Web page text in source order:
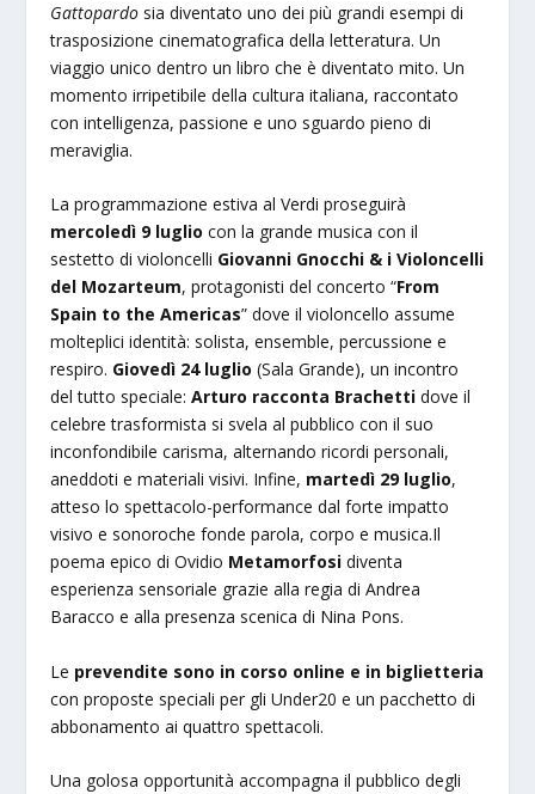
Gattopardo sia diventato uno dei più grandi esempi di
trasposizione cinematografica della letteratura. Un
viaggio unico dentro un libro che è diventato mito. Un
momento irripetibile della cultura italiana, raccontato
con intelligenza, passione e uno sguardo pieno di
meraviglia.
La programmazione estiva al Verdi proseguirà
mercoledì 9 luglio con la grande musica con il
sestetto di violoncelli Giovanni Gnocchi & i Violoncelli
del Mozarteum, protagonisti del concerto “From
Spain to the Americas” dove il violoncello assume
molteplici identità: solista, ensemble, percussione e
respiro. Giovedì 24 luglio (Sala Grande), un incontro
del tutto speciale:Arturo racconta Brachettidove il
celebre trasformista si svela al pubblico con il suo
inconfondibile carisma, alternando ricordi personali,
aneddoti e materiali visivi. Infine, martedì 29 luglio,
atteso lo spettacolo-performance dal forte impatto
visivo e sonoroche fonde parola, corpo e musica.Il
poema epico di Ovidio Metamorfosidiventa
esperienza sensoriale grazie alla regia di Andrea
Baracco e alla presenza scenica di Nina Pons.
Le prevendite sono in corso online e in biglietteria
con proposte speciali per gli Under20 e un pacchetto di
abbonamento ai quattro spettacoli.
Una golosa opportunità accompagna il pubblico degli